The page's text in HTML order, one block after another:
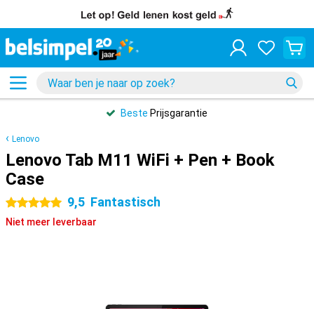
Beste Prijsgarantie
Lenovo
Lenovo Tab M11 WiFi + Pen + Book
Case
5 sterren 9,5 Fantastisch
Niet meer leverbaar